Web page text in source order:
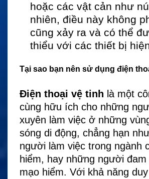
hoặc các vật cản như
nhiên, điều này không
cũng xảy ra và có thể
thiểu với các thiết bị
Tại sao bạn nên sử dụng điện
Điện thoại vệ tinh là một
cùng hữu ích cho những
xuyên làm việc ở những
sóng di động, chẳng hạn
người làm việc trong ngành
hiểm, hay những người đam
mạo hiểm. Với khả năng